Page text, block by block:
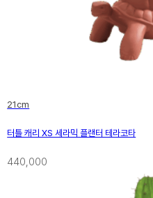
21cm
터틀 캐리 XS 세라믹 플랜터 테라코타
440,000